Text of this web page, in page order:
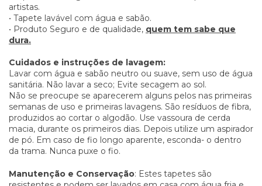
artistas.
• Tapete lavável com água e sabão.
• Produto Seguro e de qualidade, quem tem sabe que
dura.
Cuidados e instruções de lavagem:
Lavar com água e sabão neutro ou suave, sem uso de água
sanitária. Não lavar a seco; Evite secagem ao sol.
Não se preocupe se aparecerem alguns pelos nas primeiras
semanas de uso e primeiras lavagens. São resíduos de fibra,
produzidos ao cortar o algodão. Use vassoura de cerda
macia, durante os primeiros dias. Depois utilize um aspirador
de pó. Em caso de fio longo aparente, esconda- o dentro
da trama. Nunca puxe o fio.
Manutenção e Conservação: Estes tapetes são